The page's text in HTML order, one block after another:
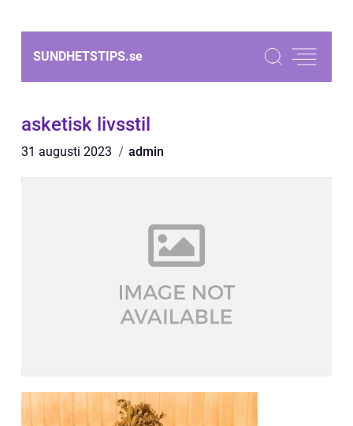
SUNDHETSTIPS.se
asketisk livsstil
31 augusti 2023 admin